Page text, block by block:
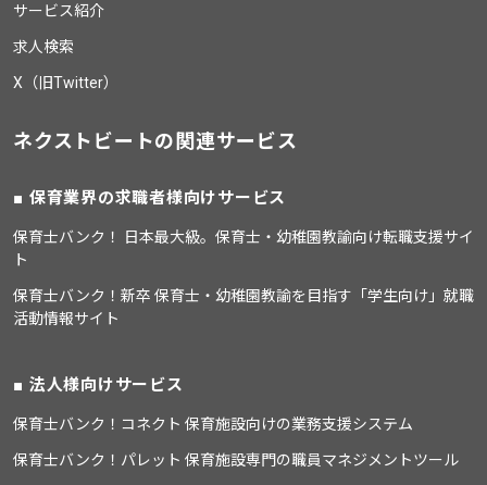
サービス紹介
求人検索
X（旧Twitter）
ネクストビートの関連サービス
保育業界の求職者様向けサービス
保育士バンク！ 日本最大級。保育士・幼稚園教諭向け転職支援サイ
ト
保育士バンク！新卒 保育士・幼稚園教諭を目指す「学生向け」就職
活動情報サイト
法人様向けサービス
保育士バンク！コネクト 保育施設向けの業務支援システム
保育士バンク！パレット 保育施設専門の職員マネジメントツール